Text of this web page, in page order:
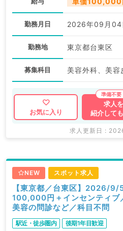
勤務月日 2026年09月04
勤務地 東京都台東区
募集科目 美容外科、美容
お気に入り
求人を
紹介して
求人更新日 :
NEW スポット求人
【東京都／台東区】2026/
100,000円＋インセンティブ
美容の問診など／科目不問
駅近・徒歩圏内 後期1年目歓迎